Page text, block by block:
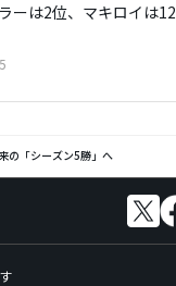
ーは2位、マキロイは12
の「シーズン5勝」へ